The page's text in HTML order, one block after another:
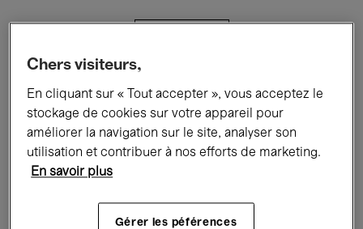
Tous les événements Concerts
Expositions Performances
Rencontres & Débats
Musique classique Global Music
Chers visiteurs,
En cliquant sur « Tout accepter », vous acceptez le
stockage de cookies sur votre appareil pour
améliorer la navigation sur le site, analyser son
utilisation et contribuer à nos efforts de marketing.
En savoir plus
Gérer les péférences